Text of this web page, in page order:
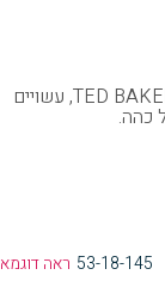
משקפיים אופטיים של המותג הלונדוני TED BAKER, עשויים
כהה.
53-18-145 ראה דוגמא